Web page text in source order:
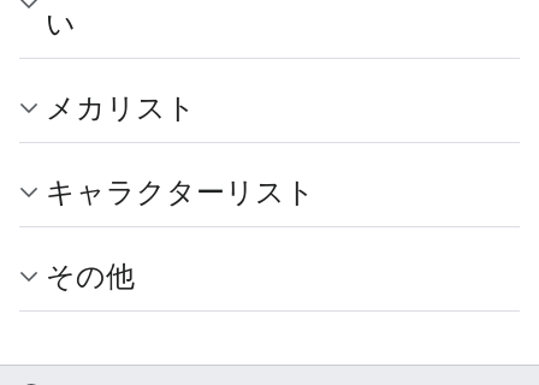
い
メカリスト
キャラクターリスト
その他